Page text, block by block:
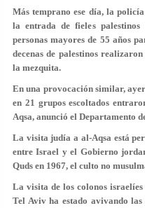
Más temprano ese día, la
la entrada de fieles
personas mayores de 55 años
decenas de palestinos
la mezquita.
En una provocación similar,
en 21 grupos escoltados
Aqsa, anunció el Departamento
La visita judía a al-Aqsa está
entre Israel y el Gobierno
Quds en 1967, el culto no
La visita de los colonos
Tel Aviv ha estado avivando